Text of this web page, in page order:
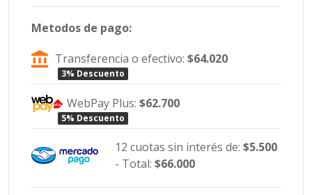
Metodos de pago:
Transferencia o efectivo:$64.020
3% Descuento
WebPay Plus:$62.700
5% Descuento
12 cuotas sin interés de: $5.500
- Total: $66.000